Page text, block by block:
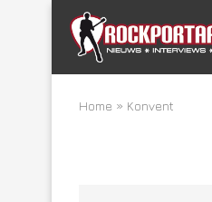
Home » Konvent